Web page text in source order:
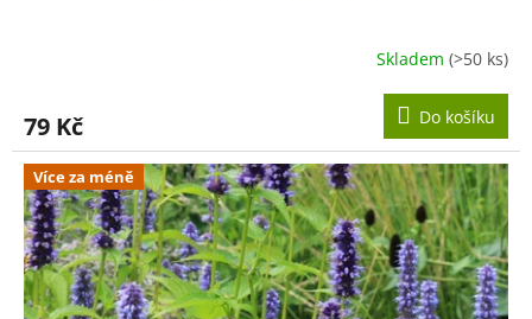
Skladem (>50 ks)
79 Kč Do košíku
Více za méně